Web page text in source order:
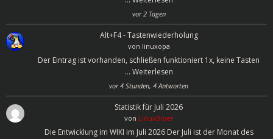
vor 2 Tagen
Alt+F4 - Tastenwiederholung
von linuxopa
Der Eintrag ist vorhanden, schließen funktioniert 1x, keine Tasten
… Weiterlesen
vor 4 Stunden, 4 Antworten
Statistik für Juli 2026
von LinuxBiber
Die Entwicklung im WIKI im Juli 2026 Der Juli ist der Monat des